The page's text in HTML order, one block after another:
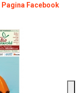
Pagina Facebook